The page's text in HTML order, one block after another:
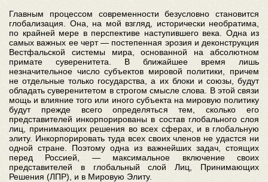
Главным процессом современности безусловно становится
глобализация. Она, на мой взгляд, исторически необратима,
по крайней мере в перспективе наступившего века. Одна из
самых важных ее черт — постепенная эрозия и деконструкция
Вестфальской системы мира, основанной на абсолютном
примате суверенитета. В ближайшее время лишь
незначительное число субъектов мировой политики, причем
не отдельные только государства, а их блоки и союзы, будут
обладать суверенитетом в строгом смысле слова. В этой связи
мощь и влияние того или иного субъекта на мировую политику
будут прежде всего определяться тем, сколько его
представителей инкорпорированы в состав глобального слоя
лиц, принимающих решения во всех сферах, и в глобальную
элиту. Инкорпорировать туда всех своих членов не удастся ни
одной стране. Поэтому одна из важнейших задач, стоящих
перед Россией, — максимальное включение своих
представителей в глобальный слой Лиц, Принимающих
Решения (ЛПР), и в Мировую Элиту.